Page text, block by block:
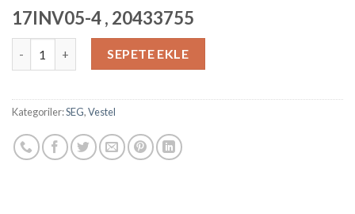
17INV05-4 , 20433755
Vestel Inverter Board adet
SEPETE EKLE
Kategoriler:SEG,Vestel